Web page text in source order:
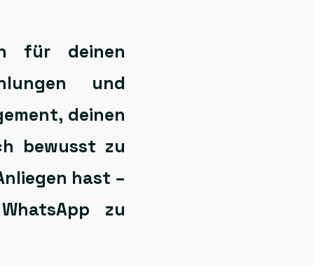
für deinen
und
deinen
bewusst zu
hast –
WhatsApp zu